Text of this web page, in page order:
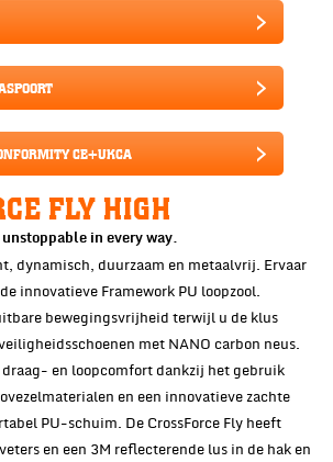
CE+UKCA
FLY HIGH
in every way.
dynamisch, duurzaam en metaalvrij. Ervaar
innovatieve Framework PU loopzool.
bewegingsvrijheid terwijl u de klus
met NANO carbon neus.
draag- en loopcomfort dankzij het gebruik
en een innovatieve zachte
PU-schuim. De CrossForce Fly heeft
en een 3M reflecterende lus in de hak en